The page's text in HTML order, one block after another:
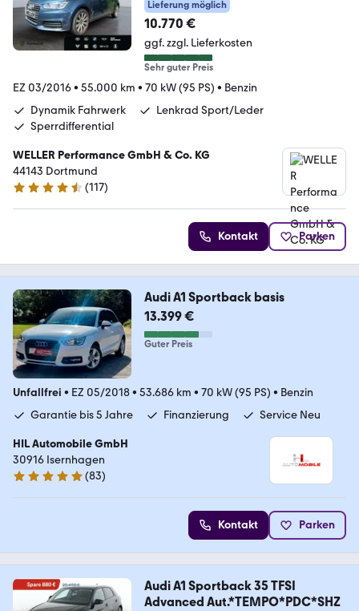
Lieferung möglich
10.770 €
ggf. zzgl. Lieferkosten
Sehr guter Preis
EZ 03/2016• 55.000 km • 70 kW (95 PS) • Benzin
Dynamik Fahrwerk
Lenkrad Sport/Leder
Sperrdifferential
WELLER Performance GmbH & Co. KG
44143 Dortmund
4.6 Sterne
(117)
Kontakt Parken
Audi A1 Sportback basis
13.399 €
Guter Preis
Unfallfrei • EZ 05/2018• 53.686 km • 70 kW (95 PS) • Benzin
Garantie bis 5 Jahre
Finanzierung Service Neu
HIL Automobile GmbH
30916 Isernhagen
4.9 Sterne
(83)
Kontakt Parken
Audi A1 Sportback 35 TFSI
Advanced Aut.*TEMPO*PDC*SHZ